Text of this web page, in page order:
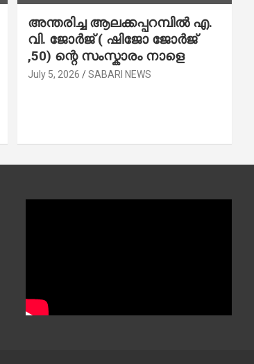
അന്തരിച്ച ആ​ല​ക്ക​പ്പ​റമ്പിൽ​ എ.​
വി. ജോ​ർ​ജ് ( ഷിജോ ജോർജ്
,50) ന്റെ സംസ്കാരം നാളെ
July 5, 2026 SABARI NEWS